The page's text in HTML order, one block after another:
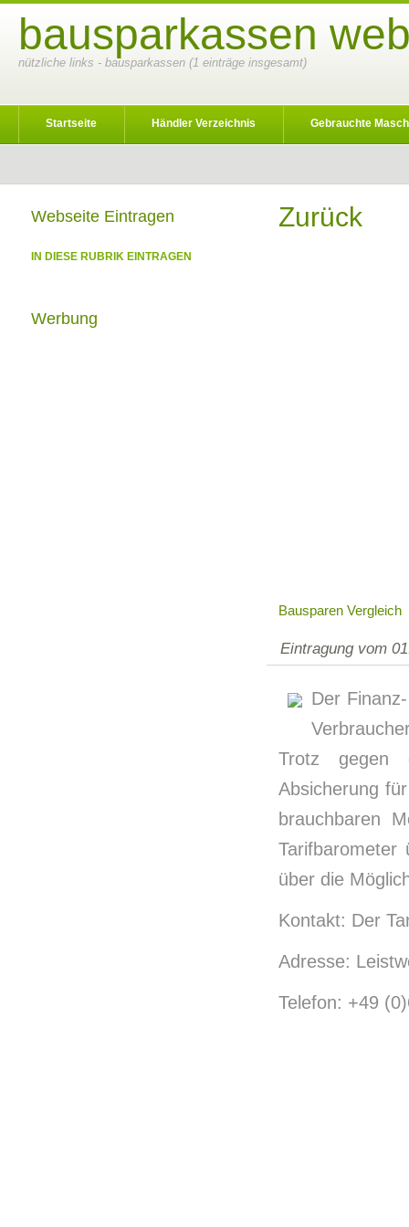
bausparkassen
nützliche links - bausparkassen (1 einträge insgesamt)
Startseite Händler Verzeichnis Gebrauchte
Zurück
Bausparen Vergleich
Eintragung vom
Der
Trotz gegen
Absicherung
brauchbaren
Tarifbarometer
über die
Kontakt: Der
Adresse:
Telefon: +49
Webseite Eintragen
IN DIESE RUBRIK EINTRAGEN
Werbung